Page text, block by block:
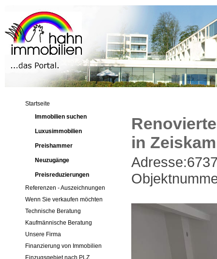
Startseite
Immobilien suchen
Luxusimmobilien
Preishammer
Neuzugänge
Preisreduzierungen
Referenzen - Auszeichnungen
Wenn Sie verkaufen möchten
Technische Beratung
Kaufmännische Beratung
Unsere Firma
Finanzierung von Immobilien
Einzugsgebiet nach PLZ
in Zeiskam